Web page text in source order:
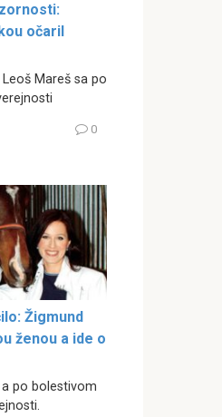
očaril
Mareš sa po
0
Žigmund
ženou a ide o
po bolestivom